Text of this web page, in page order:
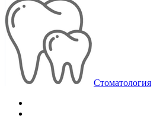
Стоматология